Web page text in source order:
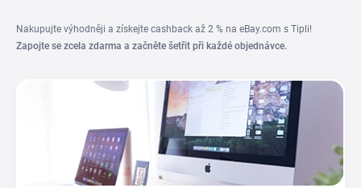
Nakupujte výhodněji a získejte cashback až 2 % na eBay.com s Tipli!
Zapojte se zcela zdarma a začněte šetřit při každé objednávce.